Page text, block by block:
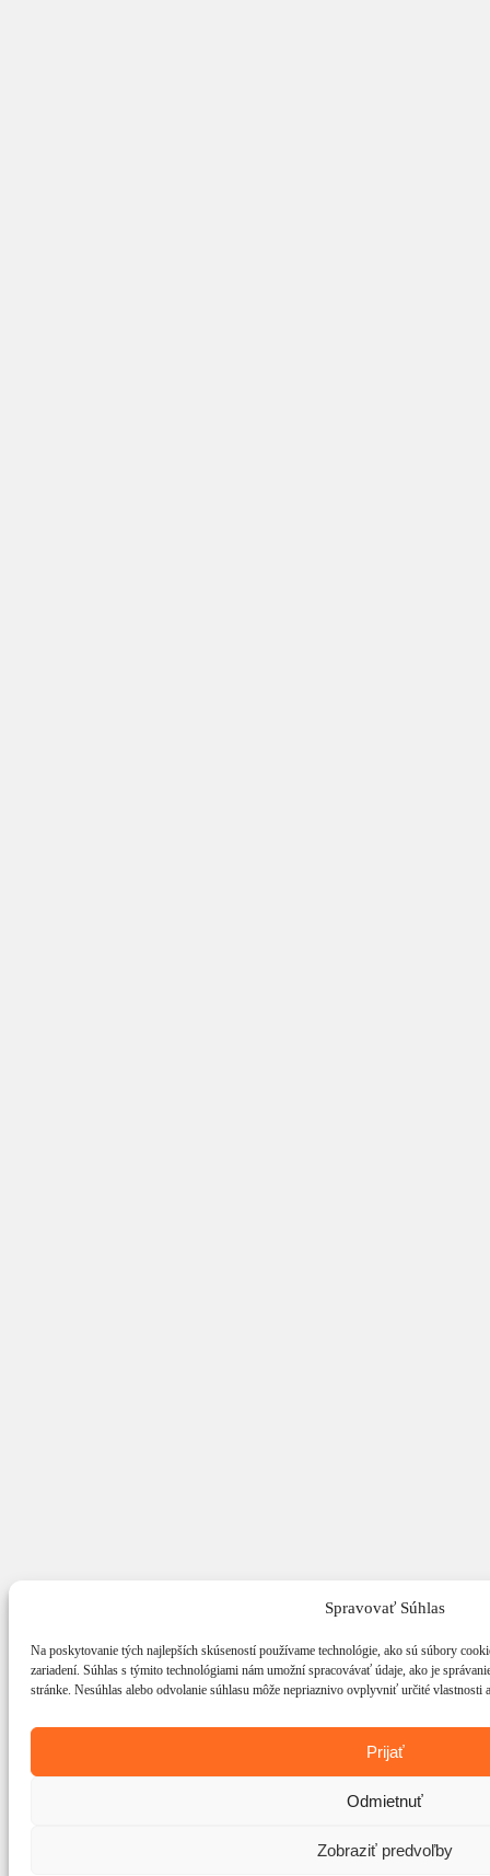
Spravovať Súhlas
Na poskytovanie tých najlepších skúseností používame technológie, ako sú súbory
zariadení. Súhlas s týmito technológiami nám umožní spracovávať údaje, ako je
stránke. Nesúhlas alebo odvolanie súhlasu môže nepriaznivo ovplyvniť určité vlastnosti
Prijať
Odmietnuť
Zobraziť predvoľby